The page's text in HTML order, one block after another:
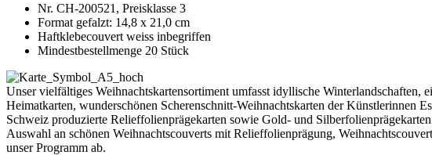
Nr. CH-200521, Preisklasse 3
Format gefalzt: 14,8 x 21,0 cm
Haftklebecouvert weiss inbegriffen
Mindestbestellmenge 20 Stück
Unser vielfältiges Weihnachtskartensortiment umfasst idyllische
Heimatkarten, wunderschönen Scherenschnitt-Weihnachtskarten der Künstlerinnen
Schweiz produzierte Relieffolienprägekarten sowie Gold- und
Auswahl an schönen Weihnachtscouverts mit Relieffolienprägung,
unser Programm ab.